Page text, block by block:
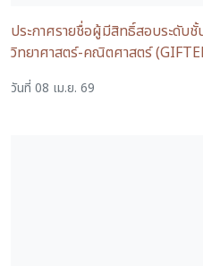
ประกาศรายชื่อผู้มีสิทธิ์สอบระดับ
วิทยาศาสตร์-คณิตศาสตร์
วันที่ 08 เม.ย. 69